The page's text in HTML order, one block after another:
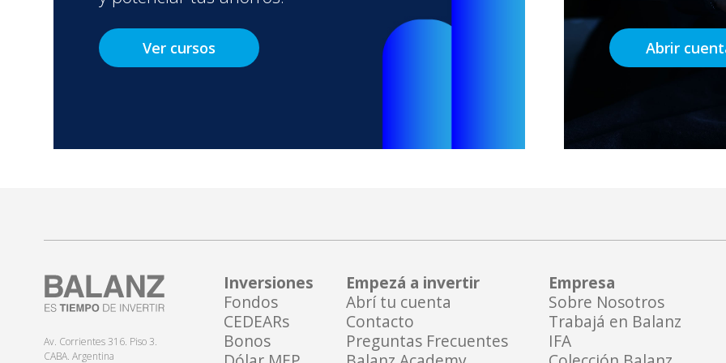
Ver cursos Abrir
Av. Corrientes 316. Piso 3.
CABA. Argentina
Inversiones
Fondos
CEDEARs
Bonos
Empezá a invertir
Abrí tu cuenta
Contacto
Preguntas Frecuentes
Empresa
Sobre Nosotros
Trabajá en Balanz
IFA